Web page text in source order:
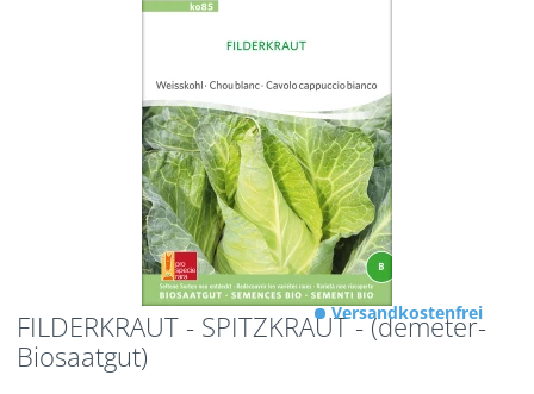
FILDERKRAUT - SPITZKRAUT - (demeter-
Biosaatgut)
Versandkostenfrei